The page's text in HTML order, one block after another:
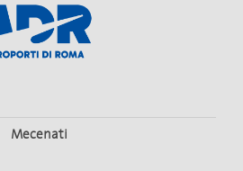
Mecenati